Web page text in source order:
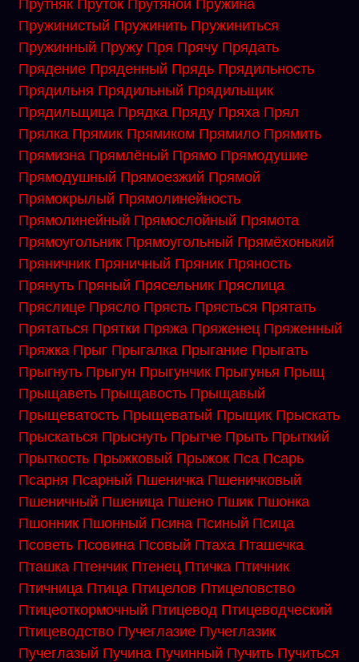
Прутняк Пруток Прутяной Пружина
Пружинистый Пружинить Пружиниться
Пружинный Пружу Пря Прячу Прядать
Прядение Пряденный Прядь Прядильность
Прядильня Прядильный Прядильщик
Прядильщица Прядка Пряду Пряха Прял
Прялка Прямик Прямиком Прямило Прямить
Прямизна Прямлёный Прямо Прямодушие
Прямодушный Прямоезжий Прямой
Прямокрылый Прямолинейность
Прямолинейный Прямослойный Прямота
Прямоугольник Прямоугольный Прямёхонький
Пряничник Пряничный Пряник Пряность
Прянуть Пряный Прясельник Пряслица
Пряслице Прясло Прясть Прясться Прятать
Прятаться Прятки Пряжа Пряженец Пряженный
Пряжка Прыг Прыгалка Прыгание Прыгать
Прыгнуть Прыгун Прыгунчик Прыгунья Прыщ
Прыщаветь Прыщавость Прыщавый
Прыщеватость Прыщеватый Прыщик Прыскать
Прыскаться Прыснуть Прытче Прыть Прыткий
Прыткость Прыжковый Прыжок Пса Псарь
Псарня Псарный Пшеничка Пшеничковый
Пшеничный Пшеница Пшено Пшик Пшонка
Пшонник Пшонный Псина Псиный Псица
Псоветь Псовина Псовый Птаха Пташечка
Пташка Птенчик Птенец Птичка Птичник
Птичница Птица Птицелов Птицеловство
Птицеоткормочный Птицевод Птицеводческий
Птицеводство Пучеглазие Пучеглазик
Пучеглазый Пучина Пучинный Пучить Пучиться